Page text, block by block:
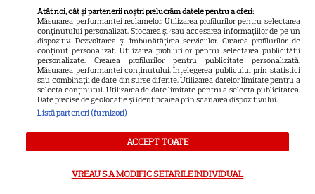
Despre Tvmania
Atât noi, cât și partenerii noștri prelucrăm datele pentru a oferi:
Măsurarea performanței reclamelor. Utilizarea profilurilor pentru selectarea
conținutului personalizat. Stocarea și/sau accesarea informațiilor de pe un
dispozitiv. Dezvoltarea și îmbunătățirea serviciilor. Crearea profilurilor de
conținut personalizat. Utilizarea profilurilor pentru selectarea publicității
personalizate. Crearea profilurilor pentru publicitate personalizată.
Măsurarea performanței conținutului. Înțelegerea publicului prin statistici
sau combinații de date din surse diferite. Utilizarea datelor limitate pentru a
selecta conținutul. Utilizarea de date limitate pentru a selecta publicitatea.
Date precise de geolocație și identificarea prin scanarea dispozitivului.
Listă parteneri (furnizori)
ACCEPT TOATE
VREAU SA MODIFIC SETARILE INDIVIDUAL